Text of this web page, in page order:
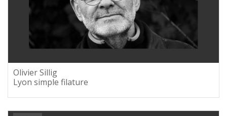
Olivier Sillig
Lyon simple filature